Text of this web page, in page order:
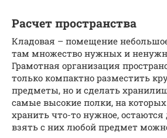
Расчет пространства
Кладовая – помещение
там множество нужных и
Грамотная организация
только компактно разместить
предметы, но и сделать
самые высокие полки, на
хранить что-то нужное,
взять с них любой предмет